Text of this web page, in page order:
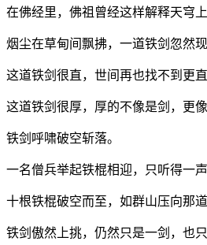
在佛经里，佛祖曾经这样解释天穹
烟尘在草甸间飘拂，一道铁剑忽然现
这道铁剑很直，世间再也找不到更直
这道铁剑很厚，厚的不像是剑，更
铁剑呼啸破空斩落。
一名僧兵举起铁棍相迎，只听得一
十根铁棍破空而至，如群山压向那道
铁剑傲然上挑，仍然只是一剑，也